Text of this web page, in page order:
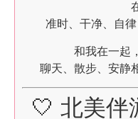
准时、干净、自
和我在一起
聊天、散步、安静
🤍 北美伴